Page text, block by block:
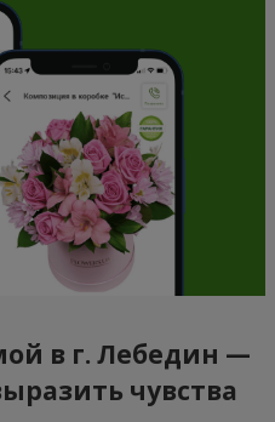
в г. Лебедин —
чувства